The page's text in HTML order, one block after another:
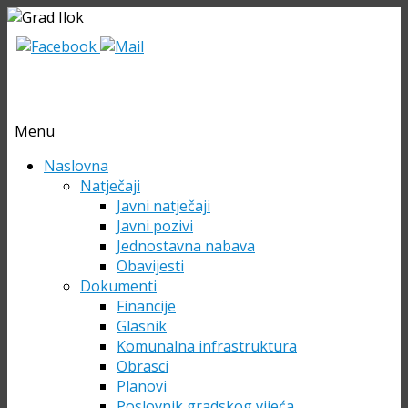
Menu
Skip Naslovna
Natječaji
Javni natječaji
Javni pozivi
Jednostavna nabava
Obavijesti
Dokumenti
Financije
Glasnik
Komunalna infrastruktura
Obrasci
Planovi